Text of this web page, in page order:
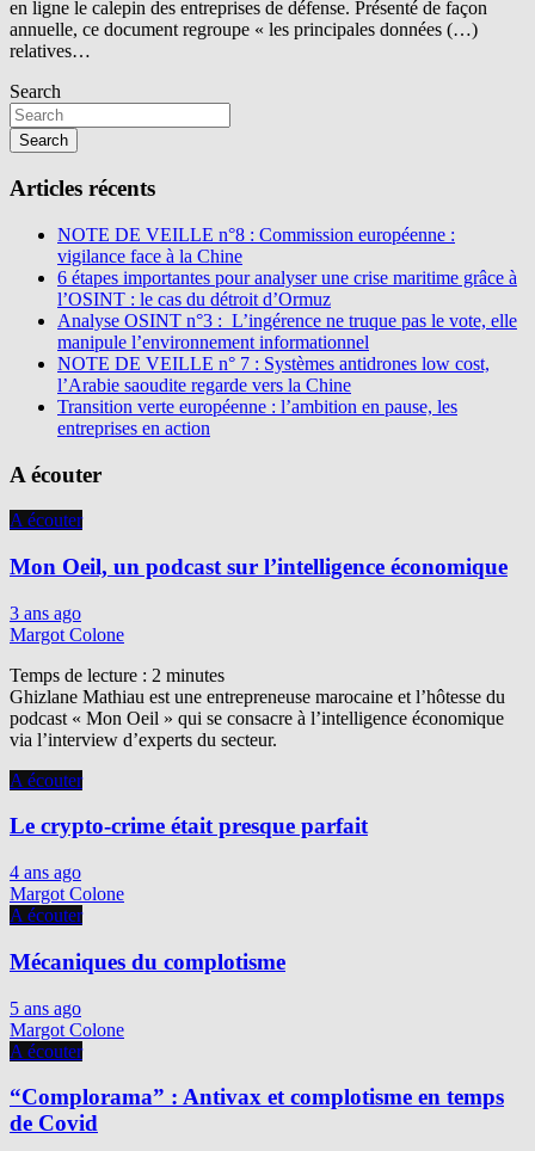
en ligne le calepin des entreprises de défense. Présenté de façon
annuelle, ce document regroupe « les principales données (…)
relatives…
Search
Search
Articles récents
NOTE DE VEILLE n°8 : Commission européenne :
vigilance face à la Chine
6 étapes importantes pour analyser une crise maritime grâce à
l’OSINT : le cas du détroit d’Ormuz
Analyse OSINT n°3 : L’ingérence ne truque pas le vote, elle
manipule l’environnement informationnel
NOTE DE VEILLE n° 7 : Systèmes antidrones low cost,
l’Arabie saoudite regarde vers la Chine
Transition verte européenne : l’ambition en pause, les
entreprises en action
A écouter
A écouter
Mon Oeil, un podcast sur l’intelligence économique
3 ans ago
Margot Colone
Temps de lecture : 2 minutes
Ghizlane Mathiau est une entrepreneuse marocaine et l’hôtesse du
podcast « Mon Oeil » qui se consacre à l’intelligence économique
via l’interview d’experts du secteur.
A écouter
Le crypto-crime était presque parfait
4 ans ago
Margot Colone
A écouter
Mécaniques du complotisme
5 ans ago
Margot Colone
A écouter
“Complorama” : Antivax et complotisme en temps
de Covid